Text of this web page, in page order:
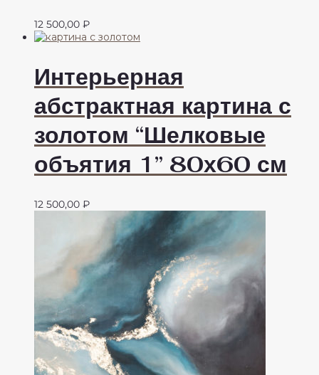
12 500,00 ₽
Интерьерная
абстрактная картина с
золотом “Шелковые
объятия 1” 80х60 см
12 500,00 ₽